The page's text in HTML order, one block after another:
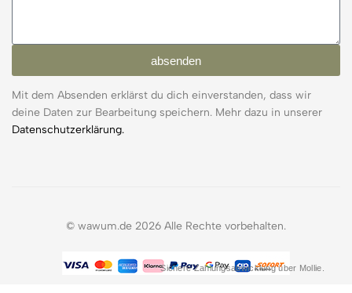
absenden
Mit dem Absenden erklärst du dich einverstanden, dass wir
deine Daten zur Bearbeitung speichern. Mehr dazu in unserer
Datenschutzerklärung.
© wawum.de 2026 Alle Rechte vorbehalten.
Sichere Zahlungsabwicklung über Mollie.